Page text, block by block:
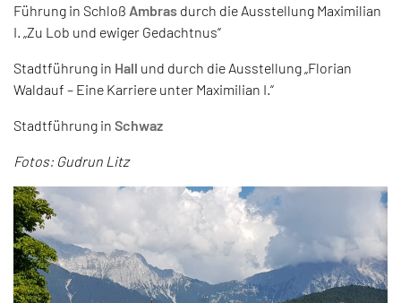
Führung in Schloß Ambras durch die Ausstellung Maximilian
I. „Zu Lob und ewiger Gedachtnus“
Stadtführung in Hall und durch die Ausstellung „Florian
Waldauf – Eine Karriere unter Maximilian I.“
Stadtführung in Schwaz
Fotos: Gudrun Litz